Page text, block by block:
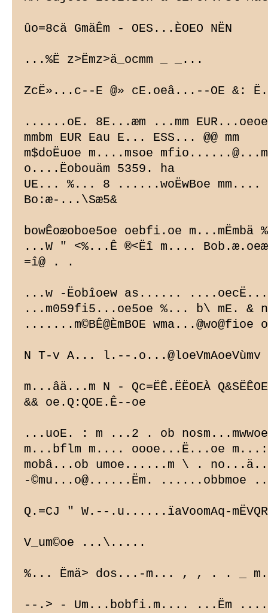
ûo=8cä GmäÊm - OES...ÈOEO NËN
...%Ë z>Ëmz>ä_ocmm _ _...
ZcË»...c--E @» cE.oeâ...--OE &:
......oE. 8E...æm ...mm
mmbm EUR Eau E... ESS... @@ mm
m$doËuoe m....msoe
o....Ëobouäm 5359. ha
UE... %... 8 ......woËwBoe mm....
Bo:æ-...\Sæ5&
bowÊoæoboe5oe oebfi.oe
...W " <%...Ê ®<Ëî m.... Bob.æ.oeæ
=î@ . .
...w -Ëobîoew as......
...m059fi5...oe5oe %... b\ mE. &
.......m©BÊ@ÈmBOE
N T-v A... l.--.o...@loeVmAoeVùmv
m...âä...m N - Qc=ËÊ.ËËOEÀ
&& oe.Q:QOE.Ê--oe
...uoE. : m ...2 . ob
m...bflm m.... oooe...Ë...oe
mobâ...ob umoe......m \ .
-©mu...o@......Ëm.
Q.=CJ " W.--.u......ïaVoomAq-
V_um©oe ...\.....
%... Ëmä> dos...-m... , , . . _
--.> - Um...bobfi.m.... ...Ëm